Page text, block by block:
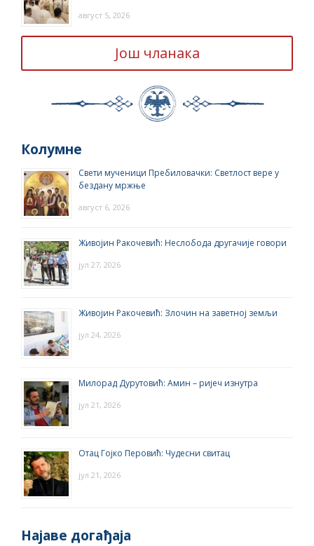
август 5, 2026
Још чланака
Колумне
Свети мученици Пребиловачки: Светлост вере у
бездану мржње
август 6, 2026
Живојин Ракочевић: Неслобода другачије говори
јул 27, 2026
Живојин Ракочевић: Злочин на заветној земљи
јул 24, 2026
Милорад Дурутовић: Амин – ријеч изнутра
јул 21, 2026
Отац Гојко Перовић: Чудесни свитац
јул 21, 2026
Најаве догађаја